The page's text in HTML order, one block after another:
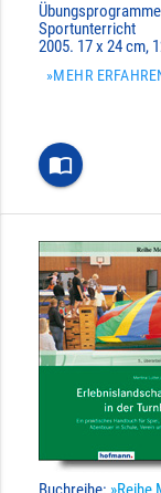
Sportunterricht
2005. 17 x 24 cm,
»MEHR
import_contacts